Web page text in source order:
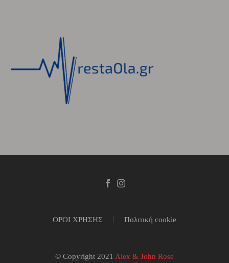
ΟΡΟΙ ΧΡΗΣΗΣ Πολιτική cookie
© Copyright 2021 Alex & John Rose